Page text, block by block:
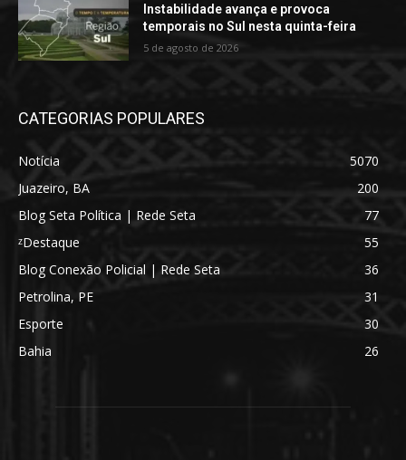
Instabilidade avança e provoca
temporais no Sul nesta quinta-feira
5 de agosto de 2026
CATEGORIAS POPULARES
Notícia
5070
Juazeiro, BA
200
Blog Seta Política | Rede Seta
77
ᶻDestaque
55
Blog Conexão Policial | Rede Seta
36
Petrolina, PE
31
Esporte
30
Bahia
26